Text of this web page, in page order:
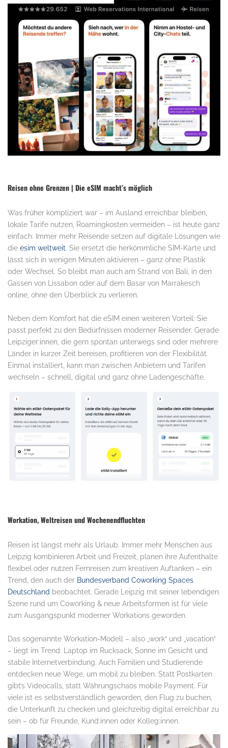
Reisen ohne Grenzen | Die eSIM macht’s möglich
Was früher kompliziert war – im Ausland erreichbar bleiben,
lokale Tarife nutzen, Roamingkosten vermeiden – ist heute ganz
einfach. Immer mehr Reisende setzen auf digitale Lösungen wie
die esim weltweit. Sie ersetzt die herkömmliche SIM-Karte und
lässt sich in wenigen Minuten aktivieren – ganz ohne Plastik
oder Wechsel. So bleibt man auch am Strand von Bali, in den
Gassen von Lissabon oder auf dem Basar von Marrakesch
online, ohne den Überblick zu verlieren.
Neben dem Komfort hat die eSIM einen weiteren Vorteil: Sie
passt perfekt zu den Bedürfnissen moderner Reisender. Gerade
Leipziger:innen, die gern spontan unterwegs sind oder mehrere
Länder in kurzer Zeit bereisen, profitieren von der Flexibilität.
Einmal installiert, kann man zwischen Anbietern und Tarifen
wechseln – schnell, digital und ganz ohne Ladengeschäfte.
Workation, Weltreisen und Wochenendfluchten
Reisen ist längst mehr als Urlaub. Immer mehr Menschen aus
Leipzig kombinieren Arbeit und Freizeit, planen ihre Aufenthalte
flexibel oder nutzen Fernreisen zum kreativen Auftanken – ein
Trend, den auch der Bundesverband Coworking Spaces
Deutschland beobachtet. Gerade Leipzig mit seiner lebendigen
Szene rund um Coworking & neue Arbeitsformen ist für viele
zum Ausgangspunkt moderner Workations geworden.
Das sogenannte Workation-Modell – also „work“ und „vacation“
– liegt im Trend: Laptop im Rucksack, Sonne im Gesicht und
stabile Internetverbindung. Auch Familien und Studierende
entdecken neue Wege, um mobil zu bleiben. Statt Postkarten
gibt’s Videocalls, statt Währungschaos mobile Payment. Für
viele ist es selbstverständlich geworden, den Flug zu buchen,
die Unterkunft zu checken und gleichzeitig digital erreichbar zu
sein – ob für Freunde, Kund:innen oder Kolleg:innen.